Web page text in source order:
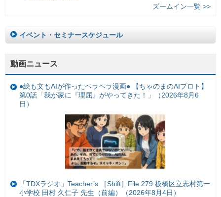
ズームイン一覧 >>
イベント・セミナースケジュール
動画ニュース
●絵も文もAIが作ったペラペラ漫画● 【ちゃのまのAIプロト】
第0話「我が家に『理屈』がやってきた！」（2026年8月6
日）
「TDXラジオ」Teacher’s ［Shift］File.279 板橋区立志村第一
小学校 田村 久仁子 先生（前編）（2026年8月4日）